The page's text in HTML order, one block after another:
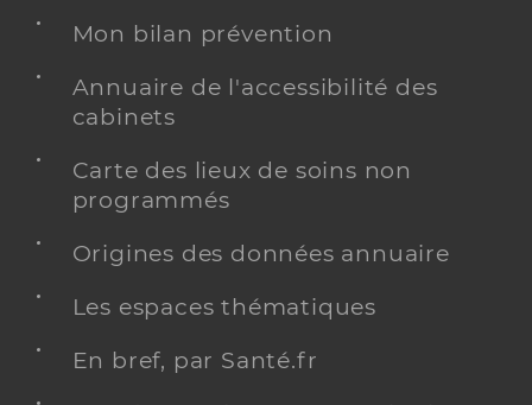
Mon bilan prévention
Annuaire de l'accessibilité des
cabinets
Carte des lieux de soins non
programmés
Origines des données annuaire
Les espaces thématiques
En bref, par Santé.fr